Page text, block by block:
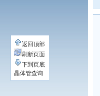
返回顶部
刷新页面
下到页底
晶体管查询